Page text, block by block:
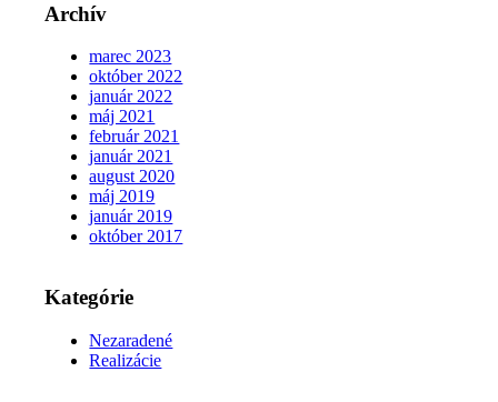
Archív
marec 2023
október 2022
január 2022
máj 2021
február 2021
január 2021
august 2020
máj 2019
január 2019
október 2017
Kategórie
Nezaradené
Realizácie